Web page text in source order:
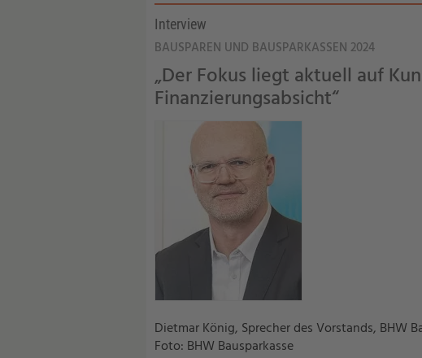
Interview
BAUSPAREN UND BAUSPARKASSEN 2024
„Der Fokus liegt aktuell auf
Finanzierungsabsicht“
Dietmar König, Sprecher des Vorstands, BHW
Foto: BHW Bausparkasse